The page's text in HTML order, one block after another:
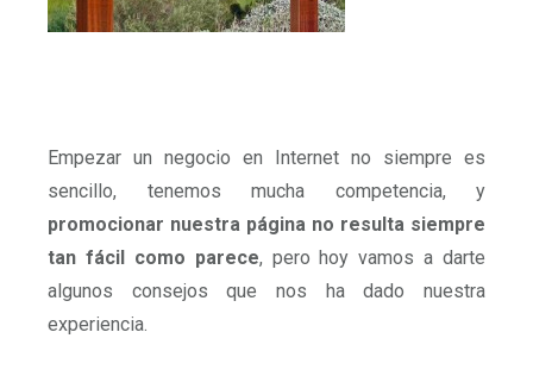
Empezar un negocio en Internet no siempre es
sencillo, tenemos mucha competencia, y
promocionar nuestra página no resulta siempre
tan fácil como parece, pero hoy vamos a darte
algunos consejos que nos ha dado nuestra
experiencia.